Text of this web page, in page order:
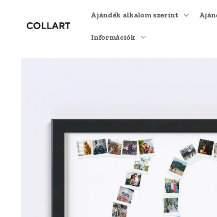
Ajándék alkalom szerint
Információk